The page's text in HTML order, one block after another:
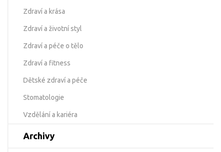
Zdraví a krása
Zdraví a životní styl
Zdraví a péče o tělo
Zdraví a fitness
Dětské zdraví a péče
Stomatologie
Vzdělání a kariéra
Archivy